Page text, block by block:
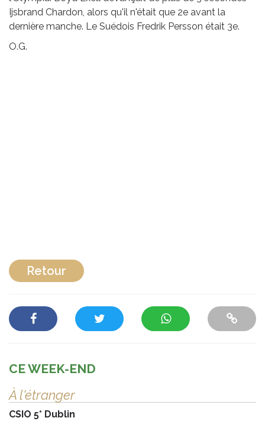
Ijsbrand Chardon, alors qu'il n'était que 2e avant la
dernière manche. Le Suédois Fredrik Persson était 3e.
O.G.
Retour
CE WEEK-END
À l'étranger
CSIO 5* Dublin